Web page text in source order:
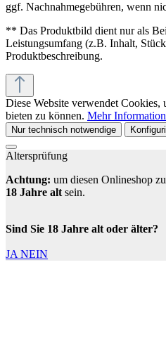
ggf. Nachnahmegebühren, wenn
** Das Produktbild dient nur als
Leistungsumfang (z.B. Inhalt,
Produktbeschreibung.
Diese Website verwendet
bieten zu können. Mehr
Nur technisch notwendige
Altersprüfung
Achtung: um diesen Onlineshop
18 Jahre alt sein.
Sind Sie 18 Jahre alt oder älter?
JA NEIN